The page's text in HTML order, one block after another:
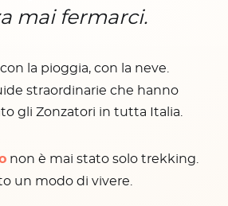
mai fermarci.
la pioggia, con la neve.
straordinarie che hanno
gli Zonzatori in tutta Italia.
non è mai stato solo trekking.
un modo di vivere.